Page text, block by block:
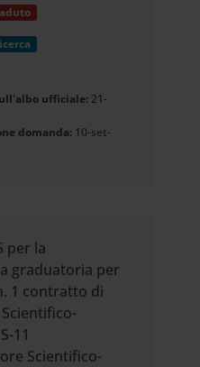
ufficiale: 21-
domanda: 10-set-
per la
graduatoria per
1 contratto di
11
Scientifico-